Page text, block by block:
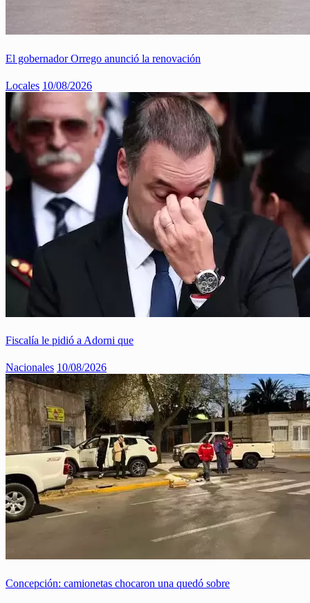
El gobernador Orrego anunció la renovación
Locales 10/08/2026
Fiscalía le pidió a Adorni que
Nacionales 10/08/2026
Concepción: camionetas chocaron una quedó sobre